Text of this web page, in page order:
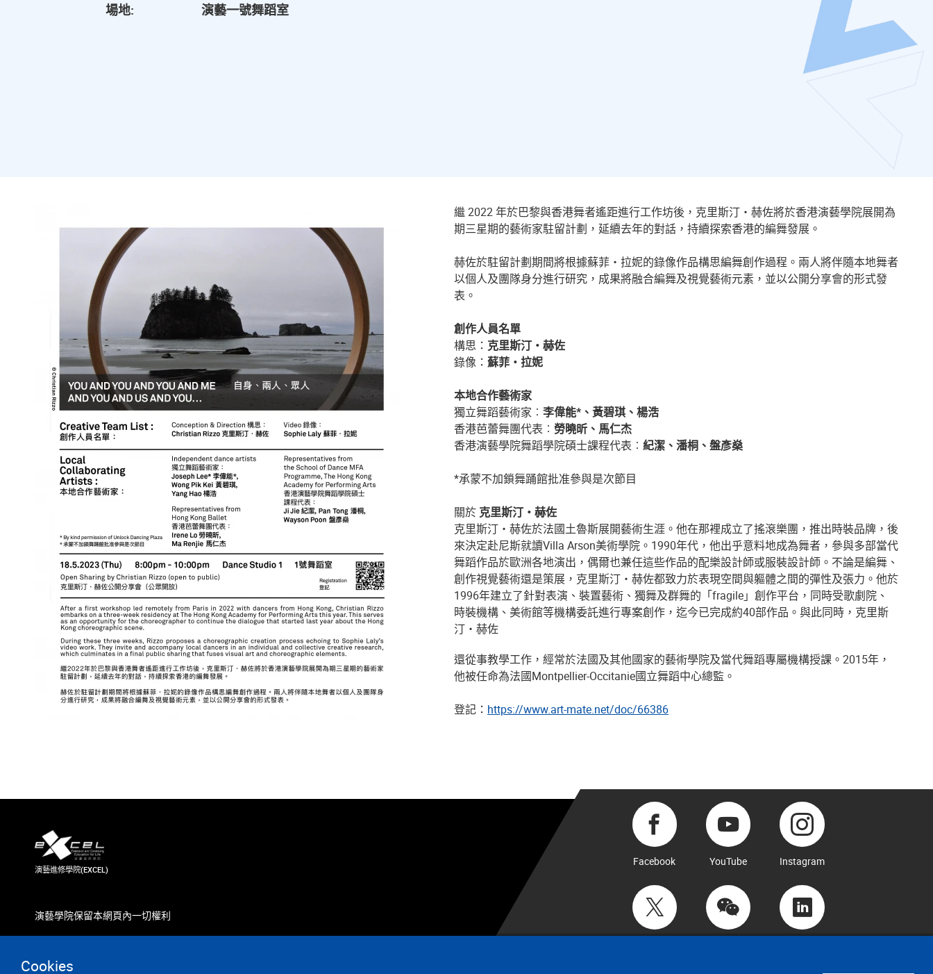
Cookies
場地: 演藝一號舞蹈室
繼 2022 年於巴黎與香港舞者遙距進行工作坊後，克里斯汀・赫佐將於香港演藝學院展開為
期三星期的藝術家駐留計劃，延續去年的對話，持續探索香港的編舞發展。
赫佐於駐留計劃期間將根據蘇菲・拉妮的錄像作品構思編舞創作過程。兩人將伴隨本地舞者
以個人及團隊身分進行研究，成果將融合編舞及視覺藝術元素，並以公開分享會的形式發
表。
創作人員名單
構思： 克里斯汀・赫佐
錄像： 蘇菲・拉妮
本地合作藝術家
獨立舞蹈藝術家︰ 李偉能*、黃碧琪、楊浩
香港芭蕾舞團代表︰ 勞曉昕、馬仁杰
香港演藝學院舞蹈學院碩士課程代表︰ 紀潔、潘桐、盤彥燊
*承蒙不加鎖舞踊館批准參與是次節目
關於克里斯汀・赫佐
克里斯汀・赫佐於法國土魯斯展開藝術生涯。他在那裡成立了搖滾樂團，推出時裝品牌，後
來決定赴尼斯就讀Villa Arson美術學院。1990年代，他出乎意料地成為舞者，參與多部當代
舞蹈作品於歐洲各地演出，偶爾也兼任這些作品的配樂設計師或服裝設計師。不論是編舞、
創作視覺藝術還是策展，克里斯汀・赫佐都致力於表現空間與軀體之間的彈性及張力。他於
1996年建立了針對表演、裝置藝術、獨舞及群舞的「fragile」創作平台，同時受歌劇院、
時裝機構、美術館等機構委託進行專案創作，迄今已完成約40部作品。與此同時，克里斯
汀・赫佐
還從事教學工作，經常於法國及其他國家的藝術學院及當代舞蹈專屬機構授課。2015年，
他被任命為法國Montpellier-Occitanie國立舞蹈中心總監。
登記： https://www.art-mate.net/doc/66386
演藝進修學院(EXCEL)
演藝學院保留本網頁內一切權利
Facebook YouTube Instagram